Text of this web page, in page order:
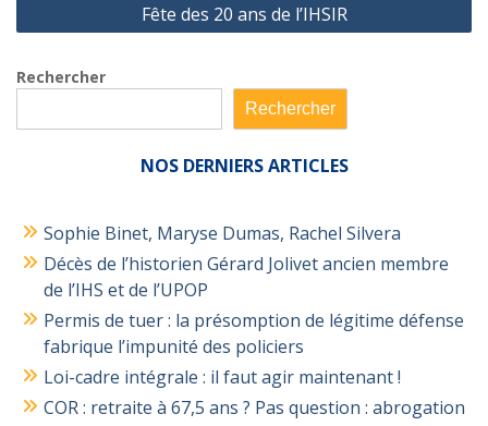
Fête des 20 ans de l’IHSIR
Rechercher
Rechercher
NOS DERNIERS ARTICLES
Sophie Binet, Maryse Dumas, Rachel Silvera
Décès de l’historien Gérard Jolivet ancien membre
de l’IHS et de l’UPOP
Permis de tuer : la présomption de légitime défense
fabrique l’impunité des policiers
Loi-cadre intégrale : il faut agir maintenant !
COR : retraite à 67,5 ans ? Pas question : abrogation